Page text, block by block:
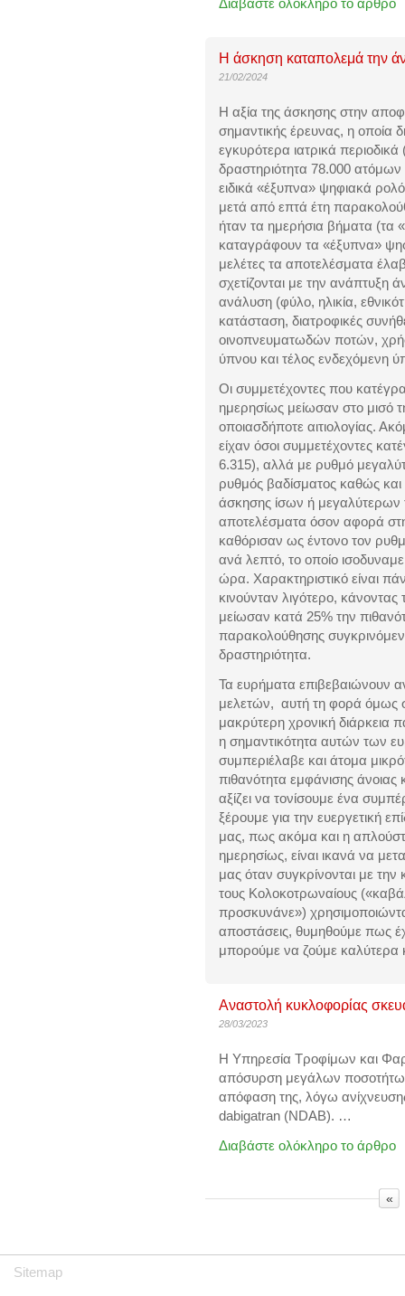
Διαβάστε ολόκληρο το άρθρο
Η άσκηση καταπολεμά την
21/02/2024
Η αξία της άσκησης στην
σημαντικής έρευνας, η οποία
εγκυρότερα ιατρικά περιοδικά
δραστηριότητα 78.000
ειδικά «έξυπνα» ψηφιακά
μετά από επτά έτη
ήταν τα ημερήσια βήματα (τα
καταγράφουν τα «έξυπνα»
μελέτες τα αποτελέσματα
σχετίζονται με την ανάπτυξη
ανάλυση (φύλο, ηλικία,
κατάσταση, διατροφικές
οινοπνευματωδών ποτών,
ύπνου και τέλος ενδεχόμενη
Οι συμμετέχοντες που
ημερησίως μείωσαν στο μισό
οποιασδήποτε αιτιολογίας.
είχαν όσοι συμμετέχοντες
6.315), αλλά με ρυθμό
ρυθμός βαδίσματος καθώς
άσκησης ίσων ή μεγαλύτερων
αποτελέσματα όσον αφορά
καθόρισαν ως έντονο τον
ανά λεπτό, το οποίο
ώρα. Χαρακτηριστικό είναι
κινούνταν λιγότερο,
μείωσαν κατά 25% την
παρακολούθησης
δραστηριότητα.
Τα ευρήματα επιβεβαιώνουν
μελετών, αυτή τη φορά όμως
μακρύτερη χρονική
η σημαντικότητα αυτών των
συμπεριέλαβε και άτομα
πιθανότητα εμφάνισης
αξίζει να τονίσουμε ένα
ξέρουμε για την ευεργετική
μας, πως ακόμα και η
ημερησίως, είναι ικανά να
μας όταν συγκρίνονται με
τους Κολοκοτρωναίους
προσκυνάνε»)
αποστάσεις, θυμηθούμε πως
μπορούμε να ζούμε καλύτερα
Αναστολή κυκλοφορίας
28/03/2023
Η Υπηρεσία Τροφίμων και
απόσυρση μεγάλων
απόφαση της, λόγω
dabigatran (NDAB). …
Διαβάστε ολόκληρο το άρθρο
«
Sitemap